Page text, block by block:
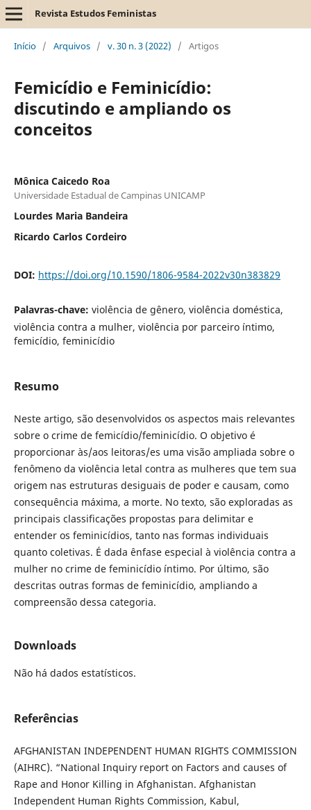
Revista Estudos Feministas
Início / Arquivos / v. 30 n. 3 (2022) / Artigos
Femicídio e Feminicídio:
discutindo e ampliando os
conceitos
Mônica Caicedo Roa
Universidade Estadual de Campinas UNICAMP
Lourdes Maria Bandeira
Ricardo Carlos Cordeiro
DOI: https://doi.org/10.1590/1806-9584-2022v30n383829
Palavras-chave: violência de gênero, violência doméstica,
violência contra a mulher, violência por parceiro íntimo,
femicídio, feminicídio
Resumo
Neste artigo, são desenvolvidos os aspectos mais relevantes
sobre o crime de femicídio/feminicídio. O objetivo é
proporcionar às/aos leitoras/es uma visão ampliada sobre o
fenômeno da violência letal contra as mulheres que tem sua
origem nas estruturas desiguais de poder e causam, como
consequência máxima, a morte. No texto, são exploradas as
principais classificações propostas para delimitar e
entender os feminicídios, tanto nas formas individuais
quanto coletivas. É dada ênfase especial à violência contra a
mulher no crime de feminicídio íntimo. Por último, são
descritas outras formas de feminicídio, ampliando a
compreensão dessa categoria.
Downloads
Não há dados estatísticos.
Referências
AFGHANISTAN INDEPENDENT HUMAN RIGHTS COMMISSION
(AIHRC). “National Inquiry report on Factors and causes of
Rape and Honor Killing in Afghanistan. Afghanistan
Independent Human Rights Commission, Kabul,